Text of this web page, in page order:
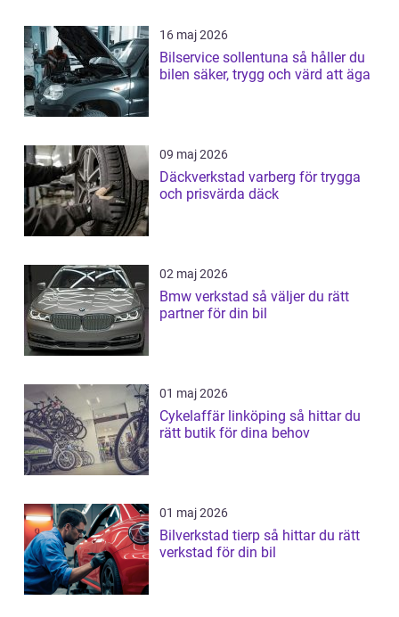
16 maj 2026
Bilservice sollentuna så håller du
bilen säker, trygg och värd att äga
09 maj 2026
Däckverkstad varberg för trygga
och prisvärda däck
02 maj 2026
Bmw verkstad så väljer du rätt
partner för din bil
01 maj 2026
Cykelaffär linköping så hittar du
rätt butik för dina behov
01 maj 2026
Bilverkstad tierp så hittar du rätt
verkstad för din bil